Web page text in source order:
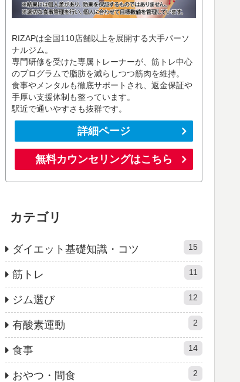
RIZAPは全国110店舗以上を展開する大手パーソ
ナルジム。
専門研修を受けた専属トレーナーが、筋トレ中心
のプログラムで脂肪を減らしつつ筋肉を維持。
食事やメンタルも徹底サポートされ、返金保証や
手厚い支援体制も整っています。
駅近で通いやすさも抜群です。
詳細ページ
無料カウンセリングはこちら
カテゴリ
ダイエット基礎知識・コツ 15
筋トレ 11
ジム選び 12
有酸素運動 2
食事 14
おやつ・間食 2